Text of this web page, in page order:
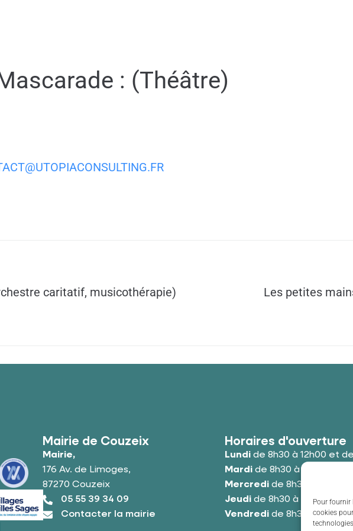
Pour fournir
cookies
: (Théâtre)
caritatif, musicothérapie)
Les petites
Mairie de Couzeix
Mairie,
176 Av. de Limoges,
87270 Couzeix
05 55 39 34 09
Contacter la mairie
Horaires d'ouverture
Lundide 8h30 à 12h00 et de
Mardide 8h30 à 12h00 et de
Mercredide 8h30 à 12h00
Jeudide 8h30 à 12h00 et
Vendredide 8h30 à 12h00